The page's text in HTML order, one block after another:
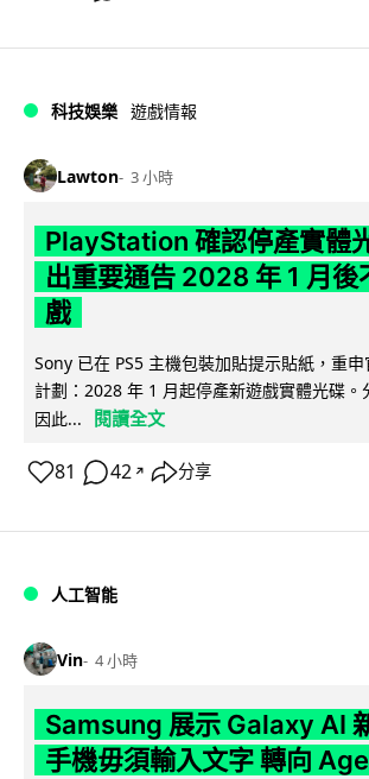
科技娛樂 遊戲情報
Lawton 3 小時
PlayStation 確認停產實體
出重要通告 2028 年 1 月後
戲
Sony 已在 PS5 主機包裝加貼提示貼紙，重
計劃：2028 年 1 月起停產新遊戲實體光碟。
因此...
閱讀全文
81 42 ↗ 分享
人工智能
Vin 4 小時
Samsung 展示 Galaxy AI
手機毋須輸入文字 轉向